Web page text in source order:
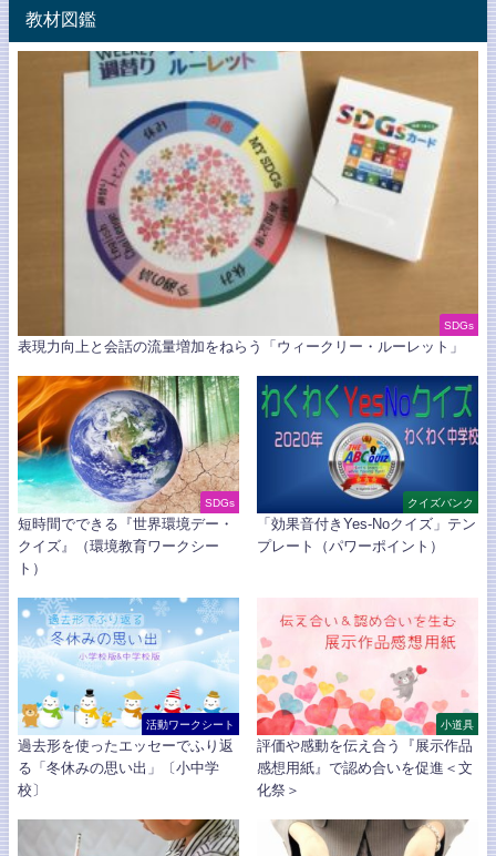
教材図鑑
SDGs
表現力向上と会話の流量増加をねらう「ウィークリー・ルーレット」
SDGs
短時間でできる『世界環境デー・
クイズ』（環境教育ワークシー
ト）
クイズバンク
「効果音付きYes-Noクイズ」テン
プレート（パワーポイント）
活動ワークシート
過去形を使ったエッセーでふり返
る「冬休みの思い出」〔小中学
校〕
小道具
評価や感動を伝え合う『展示作品
感想用紙』で認め合いを促進＜文
化祭＞